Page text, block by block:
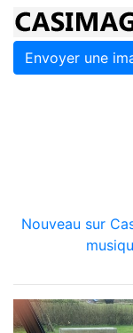
Envoyer une
Nouveau sur